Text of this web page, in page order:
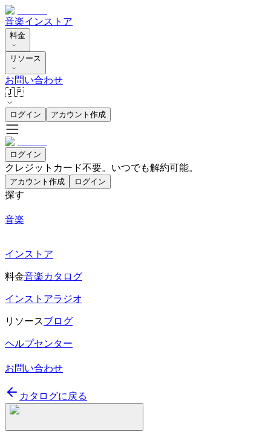
音楽インストア
料金
リソース
お問い合わせ
🇯🇵
ログイン アカウント作成
ログイン
クレジットカード不要。いつでも解約可能。
アカウント作成 ログイン
探す
音楽
インストア
料金音楽カタログ
インストアラジオ
リソースブログ
ヘルプセンター
お問い合わせ
カタログに戻る